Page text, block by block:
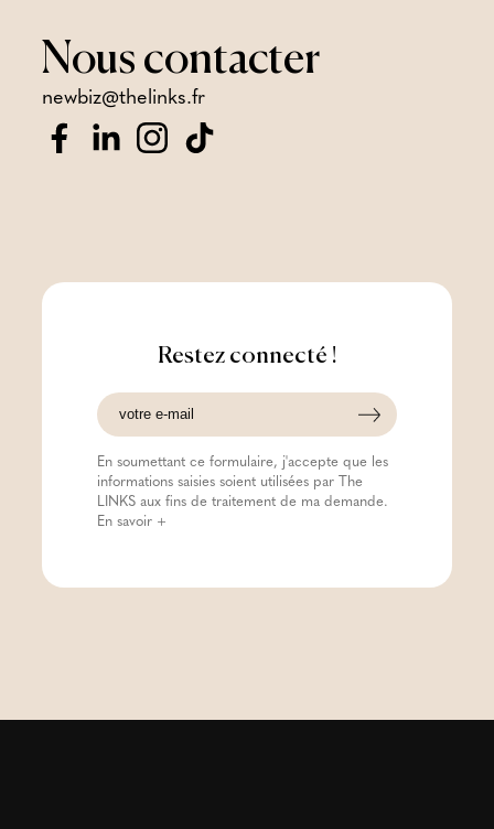
Nous contacter
newbiz@thelinks.fr
Restez connecté !
En soumettant ce formulaire, j'accepte que les
informations saisies soient utilisées par The
LINKS aux fins de traitement de ma demande.
En savoir +